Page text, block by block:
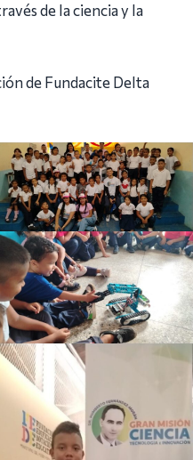
de la ciencia y la
de Fundacite Delta